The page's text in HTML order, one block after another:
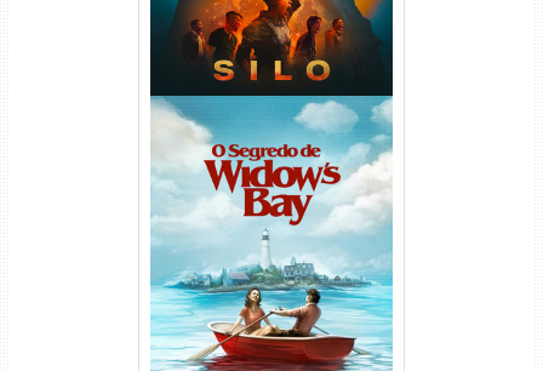
O Segredo de Widow’s Bay
1ª Temporada Torrent (2026)
WEB-DL 1080p Dual Áudio